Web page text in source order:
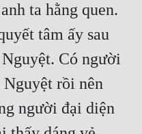
ta hằng quen.
tâm ấy sau
Có người
rồi nên
người đại diện